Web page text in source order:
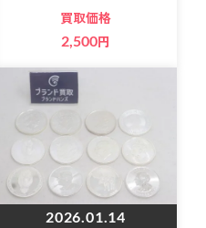
買取価格
2,500円
2026.01.14